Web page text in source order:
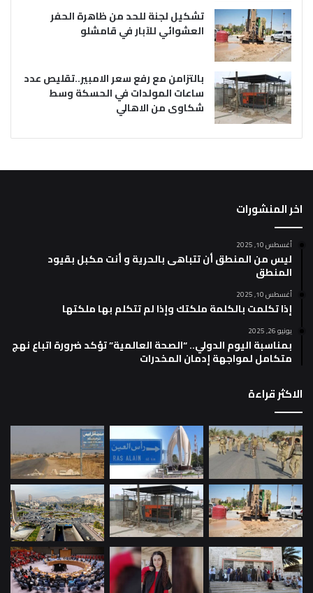
تشكيل لجنة للحد من ظاهرة الحفر
العشوائي للآبار في قامشلو
بالتزامن مع رفع سعر الامبير..تقليص عدد
ساعات المولدات في الحسكة وسط
شكاوى من الاهالي
اخر المنشورات
أغسطس 10, 2025
ليس من المنطق أن تتباهى بالحرية و أنت مكبل بقيود
المنطق
أغسطس 10, 2025
إذا تكلمت بالكلمة ملكتك وإذا لم تتكلم بها ملكتها
يونيو 26, 2025
بمناسبة اليوم الدولي.. “الصحة العالمية” تؤكد ضرورة اتباع نهج
متكامل لمواجهة إدمان المخدرات
الاكثر قراءة